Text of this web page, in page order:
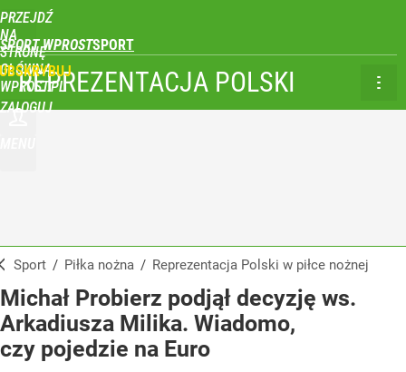
PRZEJDŹ
NA
STRONĘ
GŁÓWNĄ
WPROST.PL
SPORT WPROST
ZALOGUJ
REPREZENTACJA POLSKI
Sport / Piłka nożna / Reprezentacja Polski w piłce nożnej
Michał Probierz podjął decyzję ws.
Arkadiusza Milika. Wiadomo,
czy pojedzie na Euro